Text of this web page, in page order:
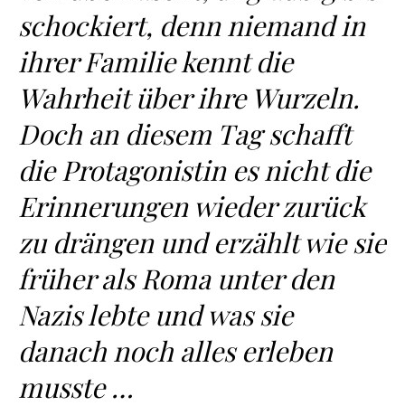
schockiert, denn niemand in
ihrer Familie kennt die
Wahrheit über ihre Wurzeln.
Doch an diesem Tag schafft
die Protagonistin es nicht die
Erinnerungen wieder zurück
zu drängen und erzählt wie sie
früher als Roma unter den
Nazis lebte und was sie
danach noch alles erleben
musste …